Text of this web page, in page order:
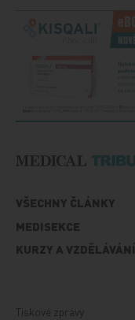
VŠECHNY ČLÁNKY
MEDISEKCE
KURZY A VZDĚLÁVÁNÍ
Tiskové zprávy